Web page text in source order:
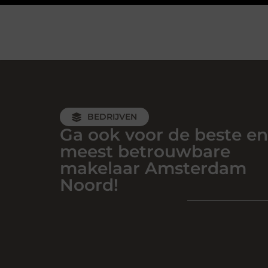
BEDRIJVEN
Ga ook voor de beste en
meest betrouwbare
makelaar Amsterdam
Noord!